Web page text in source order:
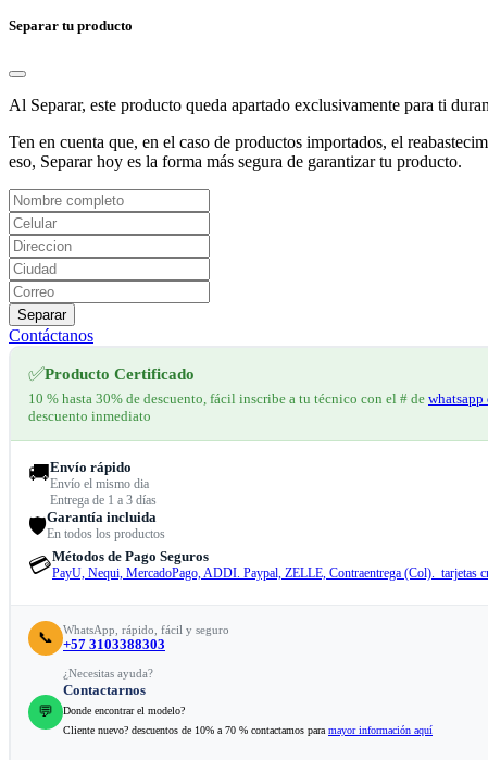
Separar tu producto
Al Separar, este producto queda apartado exclusivamente para ti
Ten en cuenta que, en el caso de productos importados, el
eso, Separar hoy es la forma más segura de garantizar tu producto.
Separar
Contáctanos
✅Producto Certificado
10 % hasta 30% de descuento, fácil inscribe a tu técnico con el # de
descuento inmediato
🚚Envío rápido
Envío el mismo dia
Entrega de 1 a 3 días
🛡️Garantía incluida
En todos los productos
💳Métodos de Pago Seguros
PayU, Nequi, MercadoPago, ADDI. Paypal, ZELLE, Contraentrega (Col). tarjetas
📞 WhatsApp, rápido, fácil y seguro
+57 3103388303
💬
¿Necesitas ayuda?
Contactarnos
Donde encontrar el modelo?
Cliente nuevo? descuentos de 10% a 70 % contactamos para mayor información aquí